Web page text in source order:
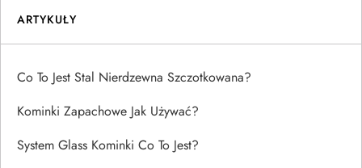
ARTYKUŁY
Co To Jest Stal Nierdzewna Szczotkowana?
Kominki Zapachowe Jak Używać?
System Glass Kominki Co To Jest?